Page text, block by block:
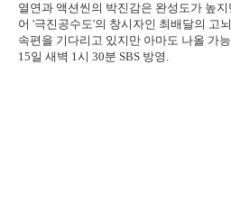
열연과 액션씬의 박진감은 완성도가 높
어 '극진공수도'의 창시자인 최배달의 고
속편을 기다리고 있지만 아마도 나올 가
15일 새벽 1시 30분 SBS 방영.